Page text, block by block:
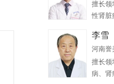
常见病
擅长领
性肾脏
肾病、
肾病、
等肾病
李雪
河南誉
擅长领
病、肾